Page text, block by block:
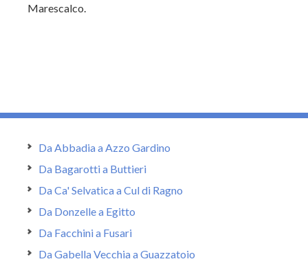
Marescalco.
Da Abbadia a Azzo Gardino
Da Bagarotti a Buttieri
Da Ca' Selvatica a Cul di Ragno
Da Donzelle a Egitto
Da Facchini a Fusari
Da Gabella Vecchia a Guazzatoio